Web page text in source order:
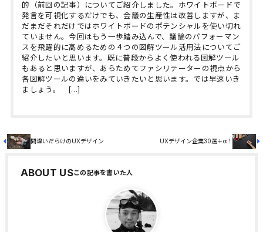
的（前回の記事）についてご紹介しました。ホワイトボードで
発言を可視化するだけでも、会議の生産性は改善しますが、ま
だまだそれだけではホワイトボードのポテンシャルを使い切れ
ていません。今回はもう一歩踏み込んで、議論のパフォーマン
スを飛躍的に高めるための４つの図解ツール活用法についてご
紹介したいと思います。既に普段からよく使われる図解ツール
もあると思いますが、あらためてファシリテーターの視点から
各図解ツールの違いをみていきたいと思います。では早速いき
ましょう。 […]
間違いだらけのUXデザイン UXデザイン企業30選＋α！
ABOUT US